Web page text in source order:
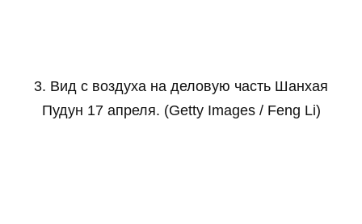
3. Вид с воздуха на деловую часть Шанхая
Пудун 17 апреля. (Getty Images / Feng Li)